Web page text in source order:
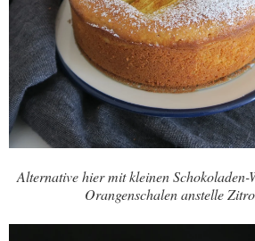
Alternative hier mit kleinen Schokoladen-
Orangenschalen anstelle